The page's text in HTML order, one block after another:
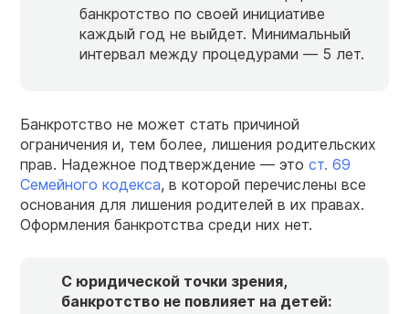
банкротство по своей инициативе
каждый год не выйдет. Минимальный
интервал между процедурами — 5 лет.
Банкротство не может стать причиной
ограничения и, тем более, лишения родительских
прав. Надежное подтверждение — это ст. 69
Семейного кодекса, в которой перечислены все
основания для лишения родителей в их правах.
Оформления банкротства среди них нет.
С юридической точки зрения,
банкротство не повлияет на детей: